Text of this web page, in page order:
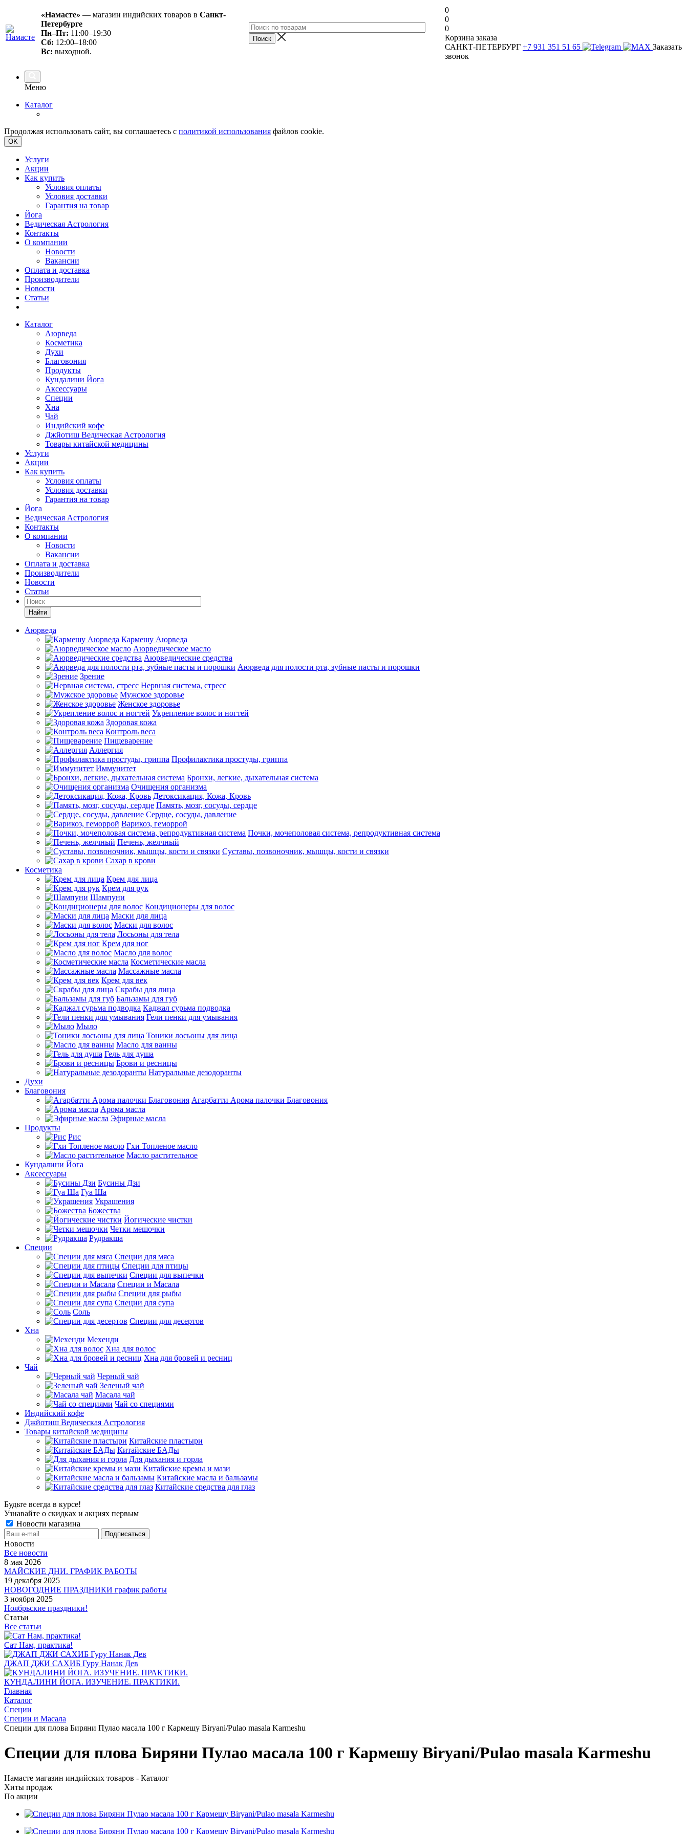
«Намасте» — магазин индийских товаров в Санкт-
Петербурге
Пн–Пт: 11:00–19:30
Сб: 12:00–18:00
Вс: выходной.
0
0
0
Корзина заказа
САНКТ-ПЕТЕРБУРГ +7 931 351 51 65
Заказать
звонок
Меню
Каталог
Продолжая использовать сайт, вы соглашаетесь с политикой использования файлов cookie.
OK
Услуги
Акции
Как купить
Условия оплаты
Условия доставки
Гарантия на товар
Йога
Ведическая Астрология
Контакты
О компании
Новости
Вакансии
Оплата и доставка
Производители
Новости
Статьи
Каталог
Аюрведа
Косметика
Духи
Благовония
Продукты
Кундалини Йога
Аксессуары
Специи
Хна
Чай
Индийский кофе
Джйотиш Ведическая Астрология
Товары китайской медицины
Услуги
Акции
Как купить
Условия оплаты
Условия доставки
Гарантия на товар
Йога
Ведическая Астрология
Контакты
О компании
Новости
Вакансии
Оплата и доставка
Производители
Новости
Статьи
Найти
Аюрведа
Кармешу Аюрведа
Аюрведическое масло
Аюрведические средства
Аюрведа для полости рта, зубные пасты и порошки
Зрение
Нервная система, стресс
Мужское здоровье
Женское здоровье
Укрепление волос и ногтей
Здоровая кожа
Контроль веса
Пищеварение
Аллергия
Профилактика простуды, гриппа
Иммунитет
Бронхи, легкие, дыхательная система
Очищения организма
Детоксикация, Кожа, Кровь
Память, мозг, сосуды, сердце
Сердце, сосуды, давление
Варикоз, геморрой
Почки, мочеполовая система, репродуктивная система
Печень, желчный
Суставы, позвоночник, мышцы, кости и связки
Сахар в крови
Косметика
Крем для лица
Крем для рук
Шампуни
Кондиционеры для волос
Маски для лица
Маски для волос
Лосьоны для тела
Крем для ног
Масло для волос
Косметические масла
Массажные масла
Крем для век
Скрабы для лица
Бальзамы для губ
Каджал сурьма подводка
Гели пенки для умывания
Мыло
Тоники лосьоны для лица
Масло для ванны
Гель для душа
Брови и ресницы
Натуральные дезодоранты
Духи
Благовония
Агарбатти Арома палочки Благовония
Арома масла
Эфирные масла
Продукты
Рис
Гхи Топленое масло
Масло растительное
Кундалини Йога
Аксессуары
Бусины Дзи
Гуа Ша
Украшения
Божества
Йогические чистки
Четки мешочки
Рудракша
Специи
Специи для мяса
Специи для птицы
Специи для выпечки
Специи и Масала
Специи для рыбы
Специи для супа
Соль
Специи для десертов
Хна
Мехенди
Хна для волос
Хна для бровей и ресниц
Чай
Черный чай
Зеленый чай
Масала чай
Чай со специями
Индийский кофе
Джйотиш Ведическая Астрология
Товары китайской медицины
Китайские пластыри
Китайские БАДы
Для дыхания и горла
Китайские кремы и мази
Китайские масла и бальзамы
Китайские средства для глаз
Будьте всегда в курсе!
Узнавайте о скидках и акциях первым
Новости магазина
Новости
Все новости
8 мая 2026
МАЙСКИЕ ДНИ. ГРАФИК РАБОТЫ
19 декабря 2025
НОВОГОДНИЕ ПРАЗДНИКИ график работы
3 ноября 2025
Ноябрьские праздники!
Статьи
Все статьи
Сат Нам, практика!
ДЖАП ДЖИ САХИБ Гуру Нанак Дев
КУНДАЛИНИ ЙОГА. ИЗУЧЕНИЕ. ПРАКТИКИ.
Главная
Каталог
Специи
Специи и Масала
Специи для плова Биряни Пулао масала 100 г Кармешу Biryani/Pulao masala Karmeshu
Специи для плова Биряни Пулао масала 100 г Кармешу Biryani/Pulao masala Karmeshu
Намасте магазин индийских товаров - Каталог
Хиты продаж
По акции